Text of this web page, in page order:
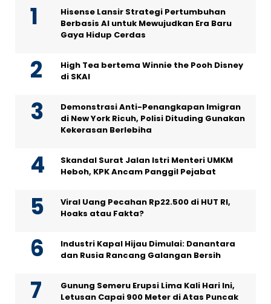
Hisense Lansir Strategi Pertumbuhan
Berbasis AI untuk Mewujudkan Era Baru
Gaya Hidup Cerdas
High Tea bertema Winnie the Pooh Disney
di SKAI
Demonstrasi Anti-Penangkapan Imigran
di New York Ricuh, Polisi Dituding Gunakan
Kekerasan Berlebiha
Skandal Surat Jalan Istri Menteri UMKM
Heboh, KPK Ancam Panggil Pejabat
Viral Uang Pecahan Rp22.500 di HUT RI,
Hoaks atau Fakta?
Industri Kapal Hijau Dimulai: Danantara
dan Rusia Rancang Galangan Bersih
Gunung Semeru Erupsi Lima Kali Hari Ini,
Letusan Capai 900 Meter di Atas Puncak